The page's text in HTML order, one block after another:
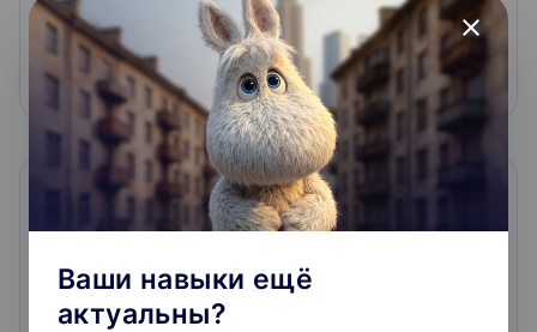
Новые требования к заявкам в 2022 году
9 900 ₽
close
Ваши навыки ещё
актуальны?